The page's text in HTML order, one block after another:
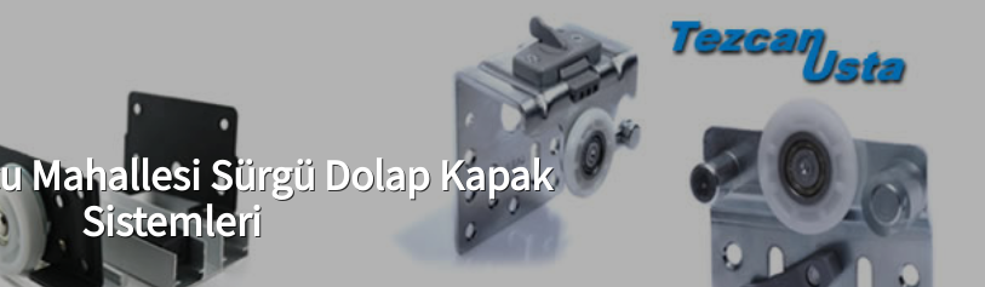
Mahallesi Sürgü Dolap Kapak
Sistemleri